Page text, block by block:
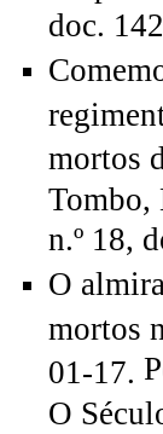
doc.
mortos
Tombo,
n.º 18,
O
mortos
01-17.
O